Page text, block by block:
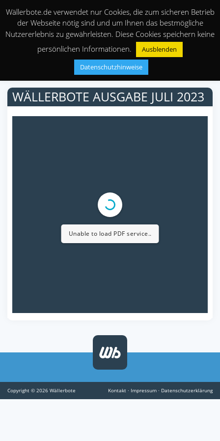
WÄLLERBOTE AUSGABE JULI 2023
Unable to load PDF service..
Copyright © 2026 Wällerbote Kontakt · Impressum · Datenschutzerklärung
Wällerbote.de verwendet nur Cookies, die zum sicheren Betrieb
der Webseite nötig sind und um Ihnen das bestmögliche
Nutzererlebnis zu gewährleisten. Diese Cookies speichern keine
persönlichen Informationen.
Ausblenden
Datenschutzhinweise